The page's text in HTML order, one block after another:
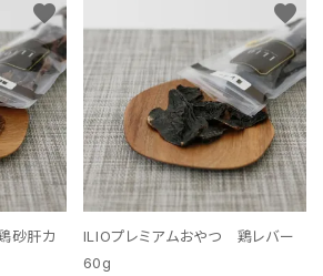
person 新規会員登録
砂肝カ
favorite
ILIOプレミアムおやつ 鶏レバー
60g
favorite